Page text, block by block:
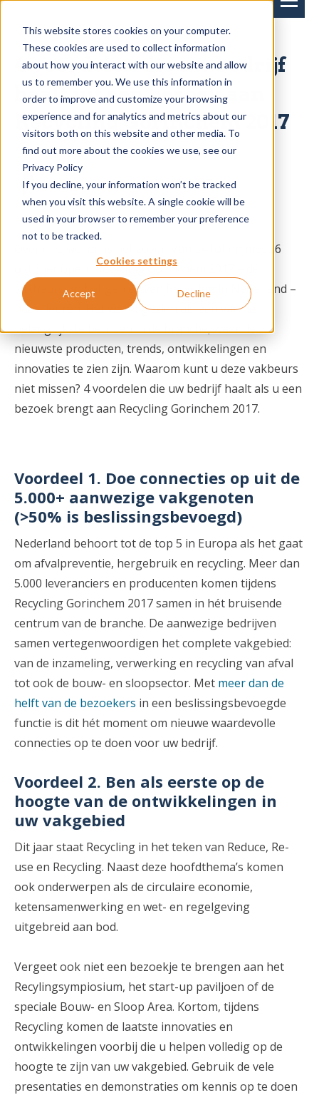
This website stores cookies on your computer.
These cookies are used to collect information
about how you interact with our website and allow
us to remember you. We use this information in
order to improve and customize your browsing
experience and for analytics and metrics about our
visitors both on this website and other media. To
find out more about the cookies we use, see our
Privacy Policy
If you decline, your information won’t be tracked
when you visit this website. A single cookie will be
used in your browser to remember your preference
not to be tracked.
Cookies settings
Accept Decline
4 voordelen die uw bedrijf
haalt uit een bezoek aan
Recycling Gorinchem 2017
Jeroen Kusterson 11-10-2017
Over drie weken is het zover. Van 24 tot en met 26
oktober opent Recycling Gorinchem 2017 – dé
vakbeurs op het gebied van Recycling in Nederland –
haar deuren. Het wordt gezien als één van de
belangrijkste beurzen in de branche, waar de
nieuwste producten, trends, ontwikkelingen en
innovaties te zien zijn. Waarom kunt u deze vakbeurs
niet missen? 4 voordelen die uw bedrijf haalt als u een
bezoek brengt aan Recycling Gorinchem 2017.
Voordeel 1. Doe connecties op uit de
5.000+ aanwezige vakgenoten
(>50% is beslissingsbevoegd)
Nederland behoort tot de top 5 in Europa als het gaat
om afvalpreventie, hergebruik en recycling. Meer dan
5.000 leveranciers en producenten komen tijdens
Recycling Gorinchem 2017 samen in hét bruisende
centrum van de branche. De aanwezige bedrijven
samen vertegenwoordigen het complete vakgebied:
van de inzameling, verwerking en recycling van afval
tot ook de bouw- en sloopsector. Met meer dan de
helft van de bezoekers in een beslissingsbevoegde
functie is dit hét moment om nieuwe waardevolle
connecties op te doen voor uw bedrijf.
Voordeel 2. Ben als eerste op de
hoogte van de ontwikkelingen in
uw vakgebied
Dit jaar staat Recycling in het teken van Reduce, Re-
use en Recycling. Naast deze hoofdthema’s komen
ook onderwerpen als de circulaire economie,
ketensamenwerking en wet- en regelgeving
uitgebreid aan bod.
Vergeet ook niet een bezoekje te brengen aan het
Recylingsympiosium, het start-up paviljoen of de
speciale Bouw- en Sloop Area. Kortom, tijdens
Recycling komen de laatste innovaties en
ontwikkelingen voorbij die u helpen volledig op de
hoogte te zijn van uw vakgebied. Gebruik de vele
presentaties en demonstraties om kennis op te doen